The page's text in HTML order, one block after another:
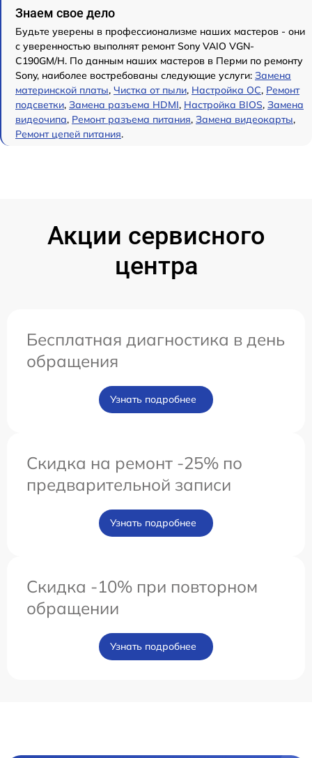
Знаем свое дело
Будьте уверены в профессионализме наших мастеров - они
с уверенностью выполнят ремонт Sony VAIO VGN-
C190GM/H. По данным наших мастеров в Перми по ремонту
Sony, наиболее востребованы следующие услуги: Замена
материнской платы, Чистка от пыли, Настройка ОС, Ремонт
подсветки, Замена разъема HDMI, Настройка BIOS, Замена
видеочипа, Ремонт разъема питания, Замена видеокарты,
Ремонт цепей питания.
Акции сервисного
центра
Бесплатная диагностика в день
обращения
Узнать подробнее
Скидка на ремонт -25% по
предварительной записи
Узнать подробнее
Скидка -10% при повторном
обращении
Узнать подробнее